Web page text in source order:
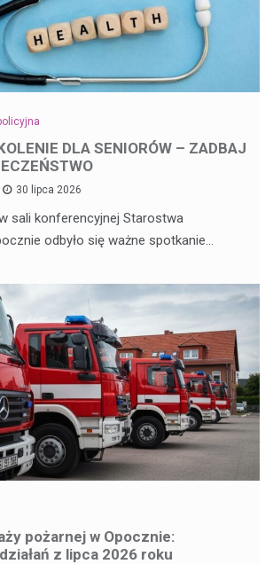
DLA SENIORÓW – ZADBAJ
30 lipca 2026
sali konferencyjnej Starostwa
odbyło się ważne spotkanie…
pożarnej w Opocznie:
z lipca 2026 roku